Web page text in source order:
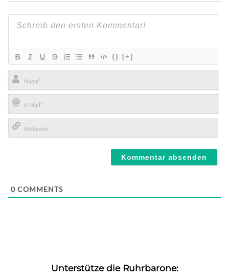
{} [+]
Name*
E-
Mail*
0 COMMENTS
Unterstütze die Ruhrbarone: